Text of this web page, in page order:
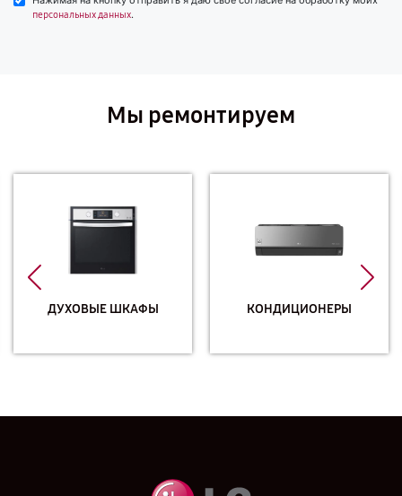
персональных данных.
Мы ремонтируем
ДУХОВЫЕ ШКАФЫ КОНДИЦИОНЕРЫ